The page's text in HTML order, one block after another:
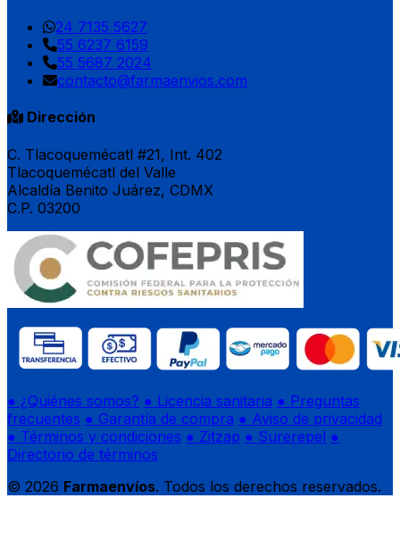
24 7135 5627
55 6237 6159
55 5687 2024
contacto@farmaenvios.com
Dirección
C. Tlacoquemécatl #21, Int. 402
Tlacoquemécatl del Valle
Alcaldía Benito Juárez, CDMX
C.P. 03200
● ¿Quiénes somos? ● Licencia sanitaria ● Preguntas
frecuentes ● Garantía de compra ● Aviso de privacidad
● Términos y condiciones ● Zitzap ● Surerepel ●
Directorio de términos
© 2026 Farmaenvíos. Todos los derechos reservados.